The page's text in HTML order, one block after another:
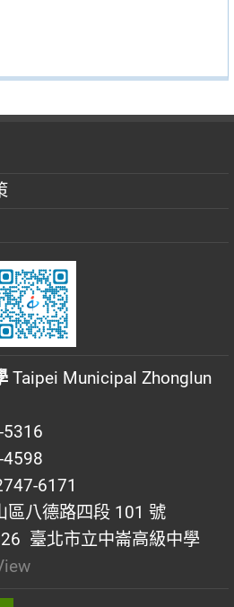
Taipei Municipal Zhonglun
6171
區八德路四段 101 號
臺北市立中崙高級中學